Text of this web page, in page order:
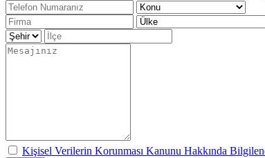
Kişisel Verilerin Korunması Kanunu Hakkında